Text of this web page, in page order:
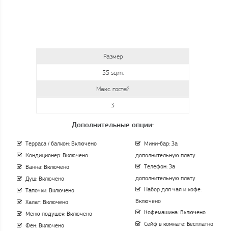
Размер
55 sq.m.
Макс. гостей
3
Дополнительные опции:
Терраса / балкон: Включено
Кондиционер: Включено
Ванна: Включено
Душ: Включено
Тапочки: Включено
Халат: Включено
Меню подушек: Включено
Фен: Включено
Мини-бар: За
дополнительную плату
Телефон: За
дополнительную плату
Набор для чая и кофе:
Включено
Кофемашина: Включено
Сейф в комнате: Бесплатно